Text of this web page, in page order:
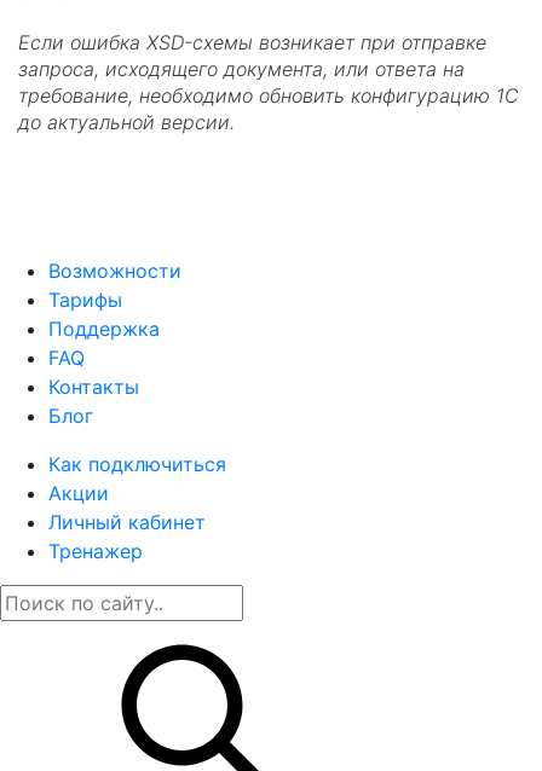
Если ошибка XSD-схемы возникает при отправке
запроса, исходящего документа, или ответа на
требование, необходимо обновить конфигурацию 1С
до актуальной версии.
Возможности
Тарифы
Поддержка
FAQ
Контакты
Блог
Как подключиться
Акции
Личный кабинет
Тренажер